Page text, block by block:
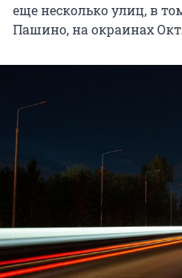
еще несколько улиц, в
Пашино, на окраинах